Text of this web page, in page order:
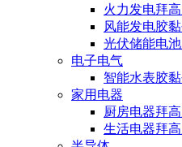
火力发电拜
风能发电胶
光伏储能电
电子电气
智能水表胶
家用电器
厨房电器拜
生活电器拜